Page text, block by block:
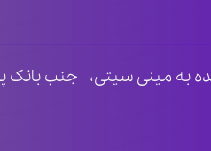
به مینی سیتی، جنب بانک